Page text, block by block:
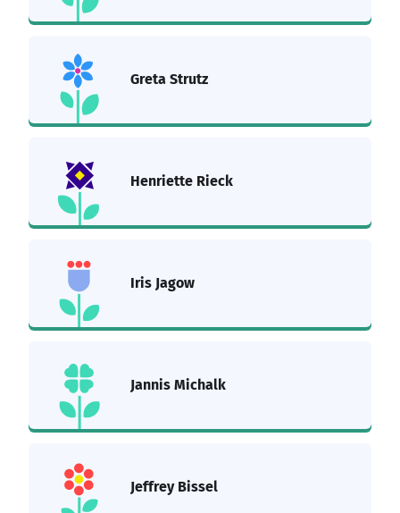
Greta Strutz
Henriette Rieck
Iris Jagow
Jannis Michalk
Jeffrey Bissel